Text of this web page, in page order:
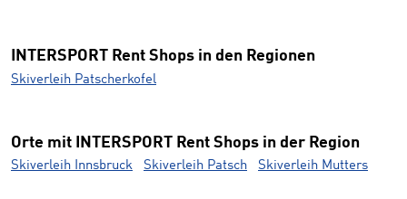
INTERSPORT Rent Shops in den Regionen
Skiverleih Patscherkofel
Orte mit INTERSPORT Rent Shops in der Region
Skiverleih Innsbruck Skiverleih Patsch Skiverleih Mutters